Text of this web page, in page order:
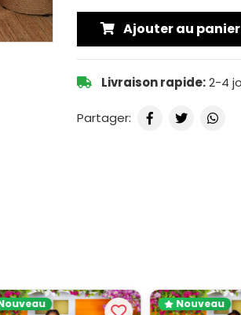
Ajouter au panier
Livraison rapide:2-4
Partager:
Nouveau Nouveau